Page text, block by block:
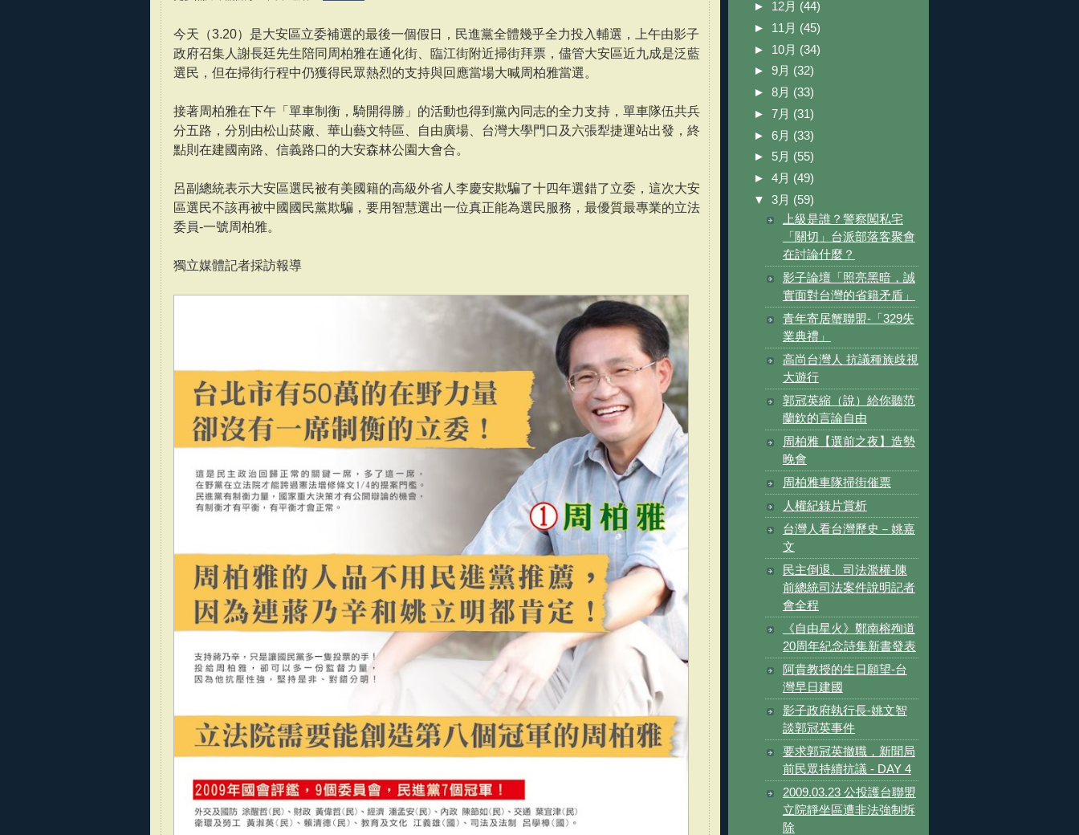
今天（3.20）是大安區立委補選的最後一個假日，民進黨全體幾乎全力投入輔選，上午由影子
政府召集人謝長廷先生陪同周柏雅在通化街、臨江街附近掃街拜票，儘管大安區近九成是泛藍
選民，但在掃街行程中仍獲得民眾熱烈的支持與回應當場大喊周柏雅當選。
接著周柏雅在下午「單車制衡，騎開得勝」的活動也得到黨內同志的全力支持，單車隊伍共兵
分五路，分別由松山菸廠、華山藝文特區、自由廣場、台灣大學門口及六張犁捷運站出發，終
點則在建國南路、信義路口的大安森林公園大會合。
呂副總統表示大安區選民被有美國籍的高級外省人李慶安欺騙了十四年選錯了立委，這次大安
區選民不該再被中國國民黨欺騙，要用智慧選出一位真正能為選民服務，最優質最專業的立法
委員-一號周柏雅。
獨立媒體記者採訪報導
► 12月 (44)
► 11月 (45)
► 10月 (34)
► 9月 (32)
► 8月 (33)
► 7月 (31)
► 6月 (33)
► 5月 (55)
► 4月 (49)
▼ 3月 (59)
上級是誰？警察闖私宅
「關切」台派部落客聚會
在討論什麼？
影子論壇「照亮黑暗，誠
實面對台灣的省籍矛盾」
青年寄居蟹聯盟-「329失
業典禮」
高尚台灣人 抗議種族歧視
大遊行
郭冠英縮（說）給你聽范
蘭欽的言論自由
周柏雅【選前之夜】造勢
晚會
周柏雅車隊掃街催票
人權紀錄片賞析
台灣人看台灣歷史－姚嘉
文
民主倒退、司法濫權-陳
前總統司法案件說明記者
會全程
《自由星火》鄭南榕殉道
20周年紀念詩集新書發表
阿貴教授的生日願望-台
灣早日建國
影子政府執行長-姚文智
談郭冠英事件
要求郭冠英撤職，新聞局
前民眾持續抗議 - DAY 4
2009.03.23 公投護台聯盟
立院靜坐區遭非法強制拆
除